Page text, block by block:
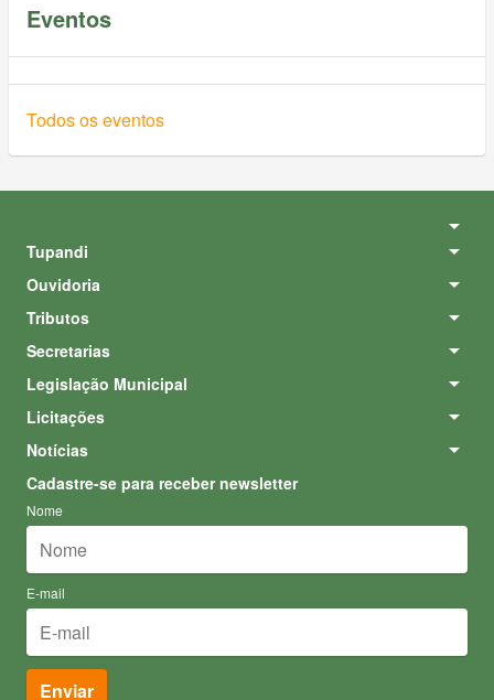
Eventos
Todos os eventos
Tupandi
Ouvidoria
Tributos
Secretarias
Legislação Municipal
Licitações
Notícias
Cadastre-se para receber newsletter
Nome
E-mail